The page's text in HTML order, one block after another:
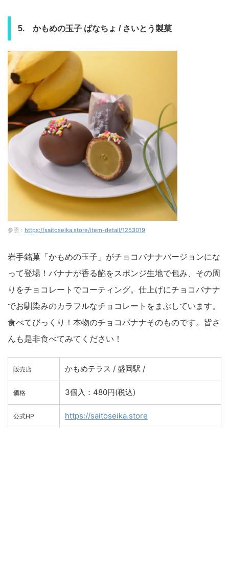
5. かもめの玉子 ばなちょ / さいとう製菓
参照： https://saitoseika.store/item-detail/1253019
岩手銘菓「かもめの玉子」がチョコバナナバージョンにな
って登場！バナナが香る餡をスポンジ生地で包み、その周
りをチョコレートでコーティング。仕上げにチョコバナナ
でお馴染みのカラフルなチョコレートをまぶしています。
食べてびっくり！本物のチョコバナナそのものです。皆さ
んも是非食べてみてください！
販売店 かもめテラス / 盛岡駅 /
価格 3個入：480円(税込)
公式HP https://saitoseika.store